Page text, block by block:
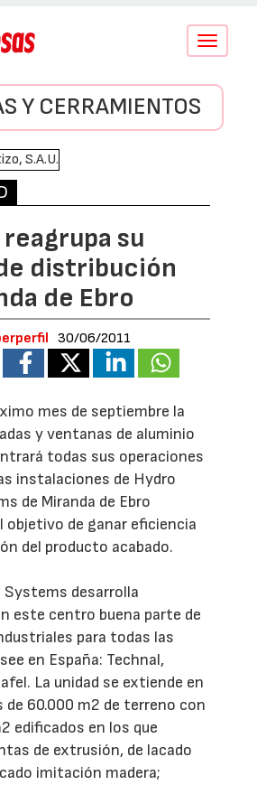
Conmutar
Y CERRAMIENTOS
su
distribución
de Ebro
30/06/2011
mes de septiembre la
y ventanas de aluminio
todas sus operaciones
instalaciones de Hydro
de Miranda de Ebro
objetivo de ganar eficiencia
del producto acabado.
Systems desarrolla
este centro buena parte de
para todas las
en España: Technal,
La unidad se extiende en
de 60.000 m2 de terreno con
edificados en los que
de extrusión, de lacado
imitación madera;